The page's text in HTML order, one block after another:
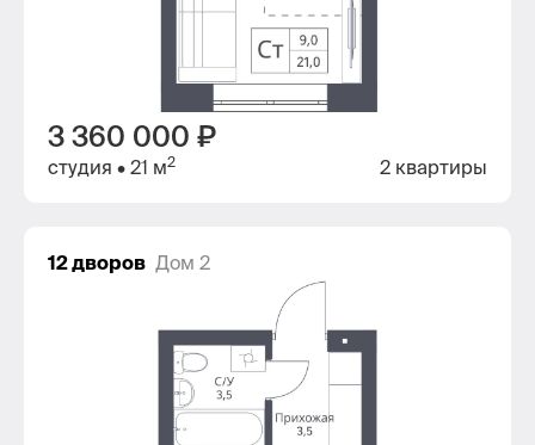
3 360 000 ₽
2 квартиры
студия • 21 м2
12 дворов Дом 2